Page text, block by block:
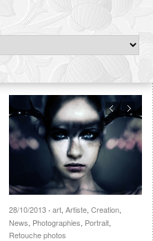
28/10/2013 · art, Artiste, Creation,
News, Photographies, Portrait,
Retouche photos